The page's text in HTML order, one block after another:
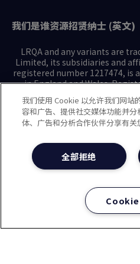
我们是谁资源招贤纳士 (英文)
LRQA and any variants are
Limited, its subsidiaries and
registered number 1217474, is
in England and Wales.
治理方针(英文)沪ICP备
沪公网安备31010102008508号
我们使用 Cookie 以允许我们网站
容和广告、提供社交媒体功能并
体、广告和分析合作伙伴分享有关
全部拒绝
Cookie